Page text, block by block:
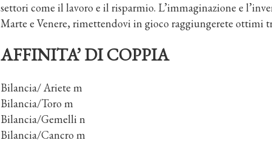
settori come il lavoro e il risparmio. L’immaginazione e
Marte e Venere, rimettendovi in gioco raggiungerete ottimi
AFFINITA’ DI COPPIA
Bilancia/ Ariete m
Bilancia/Toro m
Bilancia/Gemelli n
Bilancia/Cancro m